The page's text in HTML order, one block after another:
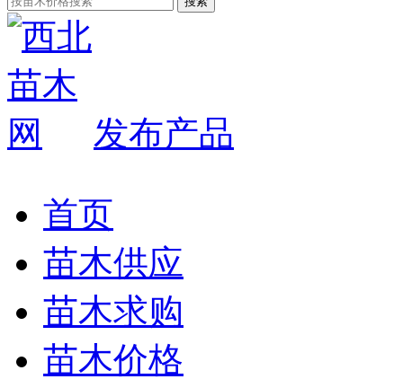
发布产品
首页
苗木供应
苗木求购
苗木价格